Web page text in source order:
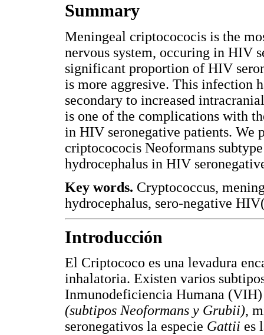
Summary
Meningeal criptocococis is the
nervous system, occuring in HIV
significant proportion of HIV
is more aggresive. This infection
secondary to increased
is one of the complications with
in HIV seronegative patients. We
criptocococis Neoformans
hydrocephalus in HIV
Key words. Cryptococcus,
hydrocephalus, sero-negative
Introducción
El Criptococo es una levadura
inhalatoria. Existen varios
Inmunodeficiencia Humana
(subtipos Neoformans y Grubii),
seronegativos la especie Gattii es